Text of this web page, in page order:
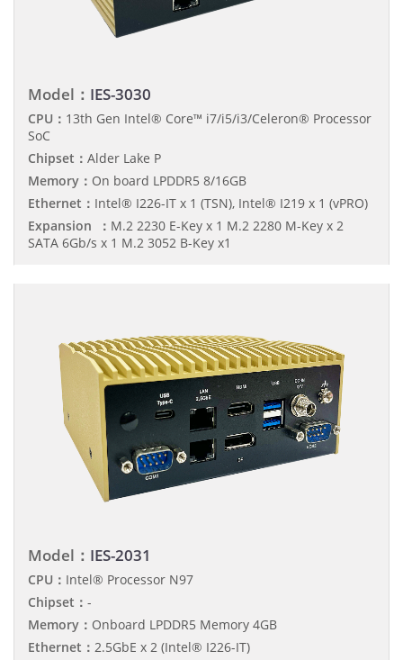
Model： IES-3030
CPU： 13th Gen Intel® Core™ i7/i5/i3/Celeron® Processor
SoC
Chipset： Alder Lake P
Memory： On board LPDDR5 8/16GB
Ethernet： Intel® I226-IT x 1 (TSN), Intel® I219 x 1 (vPRO)
Expansion ： M.2 2230 E-Key x 1 M.2 2280 M-Key x 2
SATA 6Gb/s x 1 M.2 3052 B-Key x1
Model： IES-2031
CPU： Intel® Processor N97
Chipset： -
Memory： Onboard LPDDR5 Memory 4GB
Ethernet： 2.5GbE x 2 (Intel® I226-IT)